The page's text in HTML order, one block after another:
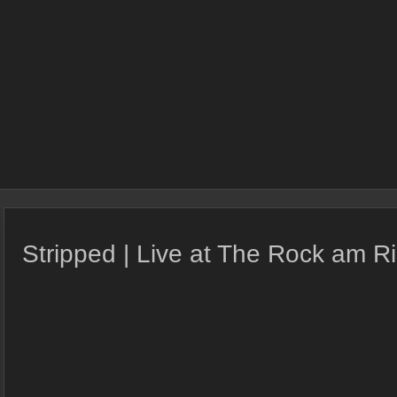
Stripped | Live at The Rock am